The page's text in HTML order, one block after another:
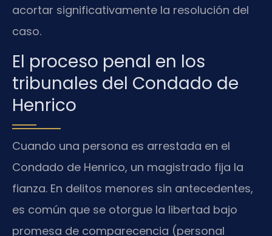
acortar significativamente la resolución del
caso.
El proceso penal en los
tribunales del Condado de
Henrico
Cuando una persona es arrestada en el
Condado de Henrico, un magistrado fija la
fianza. En delitos menores sin antecedentes,
es común que se otorgue la libertad bajo
promesa de comparecencia (personal